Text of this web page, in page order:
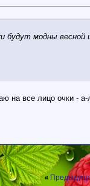
будут модны весной
на все лицо очки - а-
«